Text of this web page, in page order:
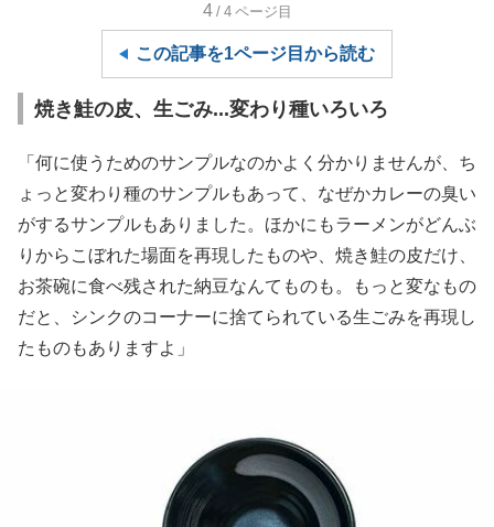
4 /4 ページ目
この記事を1ページ目から読む
焼き鮭の皮、生ごみ...変わり種いろいろ
「何に使うためのサンプルなのかよく分かりませんが、ち
ょっと変わり種のサンプルもあって、なぜかカレーの臭い
がするサンプルもありました。ほかにもラーメンがどんぶ
りからこぼれた場面を再現したものや、焼き鮭の皮だけ、
お茶碗に食べ残された納豆なんてものも。もっと変なもの
だと、シンクのコーナーに捨てられている生ごみを再現し
たものもありますよ」